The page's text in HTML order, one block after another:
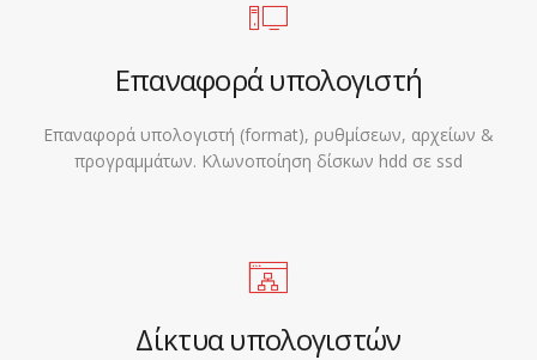
Επαναφορά υπολογιστή
Επαναφορά υπολογιστή (format), ρυθμίσεων, αρχείων &
προγραμμάτων. Κλωνοποίηση δίσκων hdd σε ssd
Δίκτυα υπολογιστών